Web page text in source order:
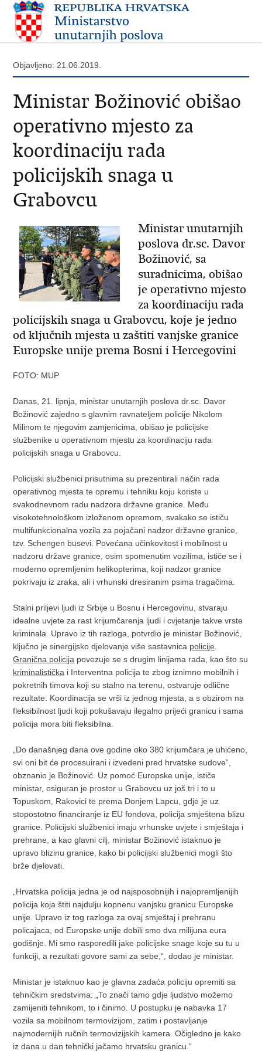
Objavljeno: 21.06.2019.
Ministar Božinović obišao
operativno mjesto za
koordinaciju rada
policijskih snaga u
Grabovcu
Ministar unutarnjih
poslova dr.sc. Davor
Božinović, sa
suradnicima, obišao
je operativno mjesto
za koordinaciju rada
policijskih snaga u Grabovcu, koje je jedno
od ključnih mjesta u zaštiti vanjske granice
Europske unije prema Bosni i Hercegovini
FOTO: MUP
Danas, 21. lipnja, ministar unutarnjih poslova dr.sc. Davor
Božinović zajedno s glavnim ravnateljem policije Nikolom
Milinom te njegovim zamjenicima, obišao je policijske
službenike u operativnom mjestu za koordinaciju rada
policijskih snaga u Grabovcu.
Policijski službenici prisutnima su prezentirali način rada
operativnog mjesta te opremu i tehniku koju koriste u
svakodnevnom radu nadzora državne granice. Među
visokotehnološkom izloženom opremom, svakako se ističu
multifunkcionalna vozila za pojačani nadzor državne granice,
tzv. Schengen busevi. Povećana učinkovitost i mobilnost u
nadzoru države granice, osim spomenutim vozilima, ističe se i
moderno opremljenim helikopterima, koji nadzor granice
pokrivaju iz zraka, ali i vrhunski dresiranim psima tragačima.
Stalni priljevi ljudi iz Srbije u Bosnu i Hercegovinu, stvaraju
idealne uvjete za rast krijumčarenja ljudi i cvjetanje takve vrste
kriminala. Upravo iz tih razloga, potvrdio je ministar Božinović,
ključno je sinergijsko djelovanje više sastavnica policije
Granična policija povezuje se s drugim linijama rada, kao što su
kriminalistička i Interventna policija te zbog iznimno mobilnih i
pokretnih timova koji su stalno na terenu, ostvaruje odlične
rezultate. Koordinacija se vrši iz jednog mjesta, a s obzirom na
fleksibilnost ljudi koji pokušavaju ilegalno prijeći granicu i sama
policija mora biti fleksibilna.
„Do današnjeg dana ove godine oko 380 krijumčara je uhićeno,
svi oni bit će procesuirani i izvedeni pred hrvatske sudove“,
obznanio je Božinović. Uz pomoć Europske unije, ističe
ministar, osiguran je prostor u Grabovcu uz još tri i to u
Topuskom, Rakovici te prema Donjem Lapcu, gdje je uz
stopostotno financiranje iz EU fondova, policija smještena blizu
granice. Policijski službenici imaju vrhunske uvjete i smještaja i
prehrane, a kao glavni cilj, ministar Božinović istaknuo je
upravo blizinu granice, kako bi policijski službenici mogli što
brže djelovati.
„Hrvatska policija jedna je od najsposobnijih i najopremljenijih
policija koja štiti najdulju kopnenu vanjsku granicu Europske
unije. Upravo iz tog razloga za ovaj smještaj i prehranu
policajaca, od Europske unije dobili smo dva milijuna eura
godišnje. Mi smo rasporedili jake policijske snage koje su tu u
funkciji, a rezultati govore sami za sebe,“, dodao je ministar.
Ministar je istaknuo kao je glavna zadaća policiju opremiti sa
tehničkim sredstvima: „To znači tamo gdje ljudstvo možemo
zamijeniti tehnikom, to i činimo. U postupku je nabavka 17
vozila sa mobilnom termovizijom, zatim i postavljanje
najmodernijih ručnih termovizijskih kamera. Očigledno je kako
iz dana u dan tehnički jačamo hrvatsku granicu.“